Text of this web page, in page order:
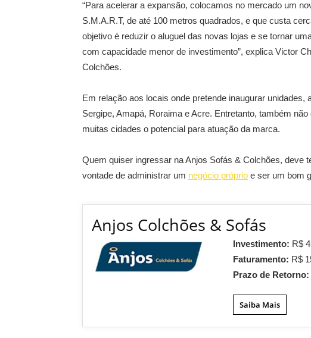
“Para acelerar a expansão, colocamos no mercado um
S.M.A.R.T, de até 100 metros quadrados, e que custa
objetivo é reduzir o aluguel das novas lojas e se tornar
com capacidade menor de investimento”, explica Victor
Colchões.
Em relação aos locais onde pretende inaugurar
Sergipe, Amapá, Roraima e Acre. Entretanto, também
muitas cidades o potencial para atuação da marca.
Quem quiser ingressar na Anjos Sofás & Colchões, deve
vontade de administrar um negócio próprio e ser um bom
Anjos Colchões & Sofás
Investimento: R$
Faturamento: R$
Prazo de
Saiba Mais